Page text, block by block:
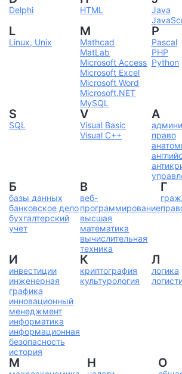
Delphi HTML
Java
L
Linux, Unix
M
Mathcad
MatLab
Microsoft Access
Microsoft Excel
Microsoft Word
Microsoft.NET
MySQL
P
Pascal
PHP
Python
S
SQL
V
Visual Basic
Visual C++
А
право
Б
базы данных
банковское дело
бухгалтерский
учет
В
веб-
программирование
высшая
математика
вычислительная
техника
Г
И
инвестиции
инженерная
графика
инновационный
менеджмент
информатика
информационная
безопасность
история
К
криптография
культурология
Л
логика
М Н О